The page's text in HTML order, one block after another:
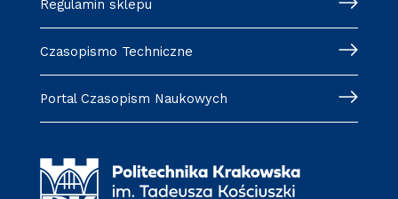
Regulamin sklepu
Czasopismo Techniczne
Portal Czasopism Naukowych